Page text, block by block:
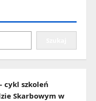
cykl szkoleń
Skarbowym w